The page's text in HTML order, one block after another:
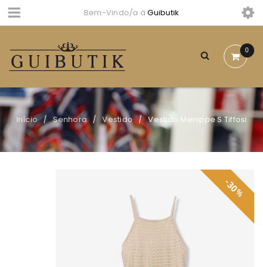
Bem-Vindo/a àGuibutik
0
Início / Senhora / Vestido / Vestido Menippe S Tiffosi
%
30